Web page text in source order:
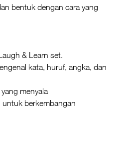
bentuk dengan cara yang
& Learn set.
kata, huruf, angka, dan
menyala
untuk berkembangan